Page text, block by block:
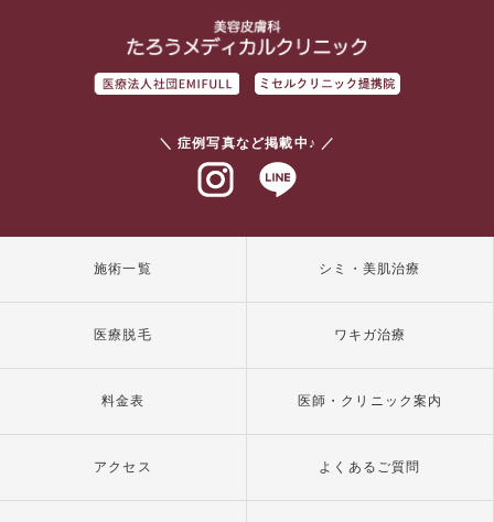
＼ 症例写真など掲載中♪ ／
インスタグラム
施術一覧 シミ・美肌治療
医療脱毛 ワキガ治療
料金表 医師・クリニック案内
アクセス よくあるご質問